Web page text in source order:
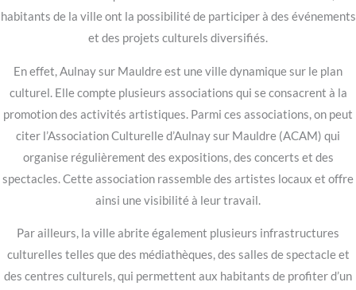
habitants de la ville ont la possibilité de participer à des événements
et des projets culturels diversifiés.
En effet, Aulnay sur Mauldre est une ville dynamique sur le plan
culturel. Elle compte plusieurs associations qui se consacrent à la
promotion des activités artistiques. Parmi ces associations, on peut
citer l’Association Culturelle d’Aulnay sur Mauldre (ACAM) qui
organise régulièrement des expositions, des concerts et des
spectacles. Cette association rassemble des artistes locaux et offre
ainsi une visibilité à leur travail.
Par ailleurs, la ville abrite également plusieurs infrastructures
culturelles telles que des médiathèques, des salles de spectacle et
des centres culturels, qui permettent aux habitants de profiter d’un